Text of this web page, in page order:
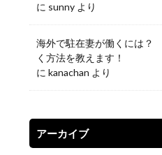
に sunny より
海外で駐在妻が働くには？
く方法を教えます！
に kanachan より
アーカイブ